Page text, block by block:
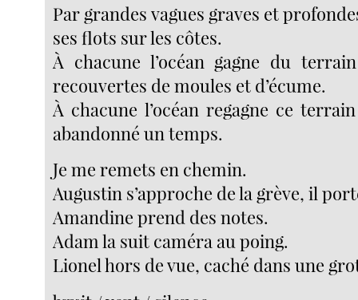
Par grandes vagues graves et
ses flots sur les côtes.
À chacune l’océan gagne du
recouvertes de moules et d’écume.
À chacune l’océan regagne ce
abandonné un temps.
Je me remets en chemin.
Augustin s’approche de la grève, il
Amandine prend des notes.
Adam la suit caméra au poing.
Lionel hors de vue, caché dans une